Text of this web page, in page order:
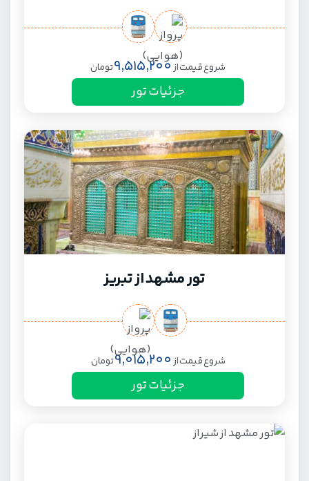
شروع قیمت از9,515,200تومان
جزئیات تور
تور مشهد از تبریز
شروع قیمت از9,015,200تومان
جزئیات تور